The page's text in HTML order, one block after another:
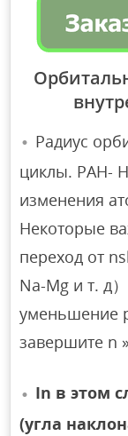
Радиус
циклы. РАН-
изменения
Некоторые
переход от
Na-Mg и т. д
уменьшение
завершите n
In в этом
(угла